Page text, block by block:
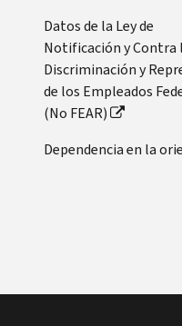
Datos de la Ley de
Notificación y Contra
Discriminación y
de los Empleados
(No FEAR)
Dependencia en la